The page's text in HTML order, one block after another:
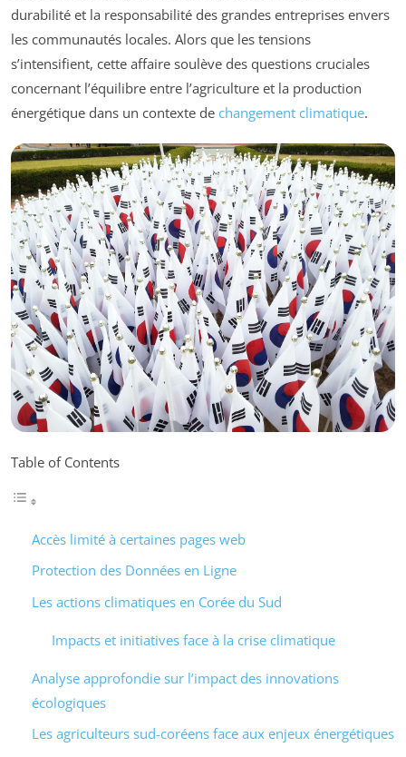
durabilité et la responsabilité des grandes entreprises envers
les communautés locales. Alors que les tensions
s’intensifient, cette affaire soulève des questions cruciales
concernant l’équilibre entre l’agriculture et la production
énergétique dans un contexte de changement climatique.
Table of Contents
Accès limité à certaines pages web
Protection des Données en Ligne
Les actions climatiques en Corée du Sud
Impacts et initiatives face à la crise climatique
Analyse approfondie sur l’impact des innovations
écologiques
Les agriculteurs sud-coréens face aux enjeux énergétiques